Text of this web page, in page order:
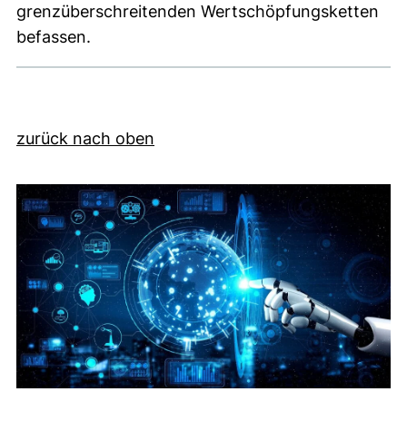
grenzüberschreitenden Wertschöpfungsketten
befassen.
zurück nach oben